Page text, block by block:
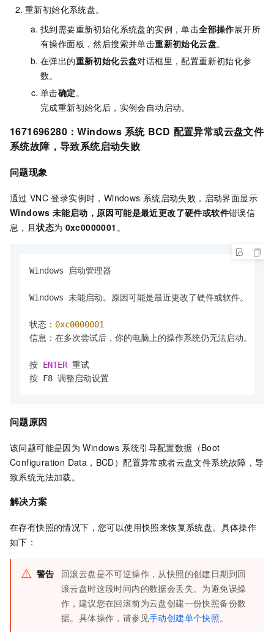
重新初始化系统盘。
找到需要重新初始化系统盘的实例，单击全部操作展开所
有操作面板，然后搜索并单击重新初始化云盘。
在弹出的重新初始化云盘对话框里，配置重新初始化参
数。
单击确定。
完成重新初始化后，实例会自动启动。
1671696280 ：Windows 系统 BCD 配置异常或云盘文件
系统故障，导致系统启动失败
问题现象
通过 VNC 登录实例时，Windows 系统启动失败，启动界面显示
Windows 未能启动，原因可能是最近更改了硬件或软件错误信
息，且状态为 0xc0000001 。
Windows 启动管理器
Windows 未能启动。原因可能是最近更改了硬件或软件。
状态： 0xc0000001
信息：在多次尝试后，你的电脑上的操作系统仍无法启动。
按 ENTER 重试
按 F8 调整启动设置
问题原因
该问题可能是因为 Windows 系统引导配置数据（Boot
Configuration Data，BCD）配置异常或者云盘文件系统故障，导
致系统无法加载。
解决方案
在存有快照的情况下，您可以使用快照来恢复系统盘。具体操作
如下：
警告
回滚云盘是不可逆操作，从快照的创建日期到回
滚云盘时这段时间内的数据会丢失。为避免误操
作，建议您在回滚前为云盘创建一份快照备份数
据。具体操作，请参见手动创建单个快照。